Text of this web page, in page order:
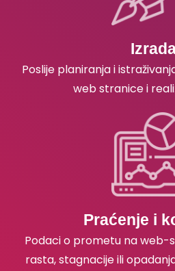
Poslije planiranja i
web stranice i
Praćenje i
Podaci o prometu na web-
rasta, stagnacije ili